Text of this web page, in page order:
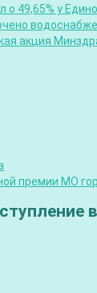
о 49,65% у
акция
премии МО